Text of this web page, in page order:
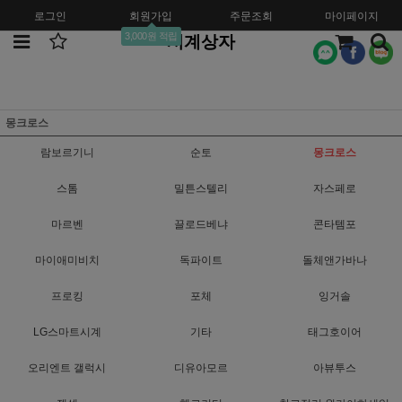
로그인 회원가입
3,000원 적립
주문조회 마이페이지
시계상자
몽크로스
람보르기니 순토 몽크로스
스톰 밀튼스텔리 자스페로
마르벤 끌로드베냐 콘타템포
마이애미비치 독파이트 돌체앤가바나
프로킹 포체 잉거솔
LG스마트시계 기타 태그호이어
오리엔트 갤럭시 디유아모르 아뷰투스